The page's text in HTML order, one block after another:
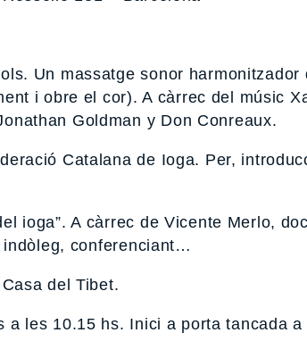
Un massatge sonor harmonitzador
i obre el cor). A càrrec del músic
Goldman y Don Conreaux.
Catalana de Ioga. Per,
ioga”. A càrrec de Vicente Merlo,
conferenciant…
del Tibet.
a les 10.15 hs. Inici a porta tancada a